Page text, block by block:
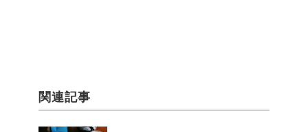
関連記事